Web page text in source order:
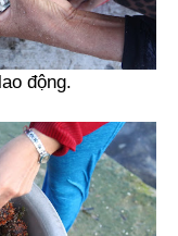
động.